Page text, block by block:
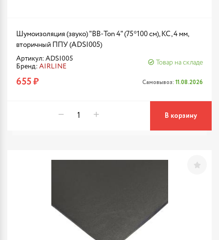
Шумоизоляция (звуко) "BB-Тоn 4" (75*100 см), КС, 4 мм,
вторичный ППУ (ADSI005)
Артикул: ADSI005
Бренд: AIRLINE
Товар на складе
655 ₽ Самовывоз: 11.08.2026
В корзину